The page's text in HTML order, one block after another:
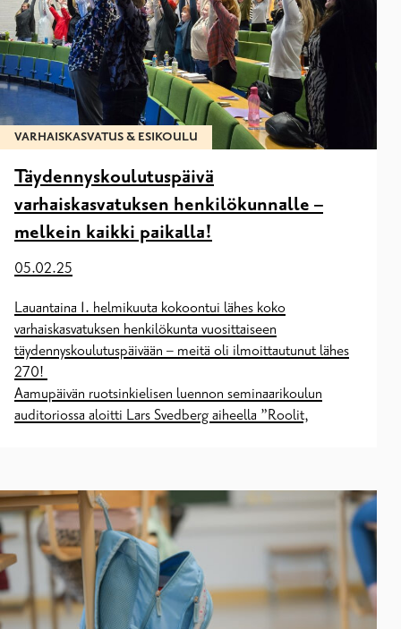
VARHAISKASVATUS & ESIKOULU
Täydennyskoulutuspäivä
varhaiskasvatuksen henkilökunnalle –
melkein kaikki paikalla!
05.02.25
Lauantaina 1. helmikuuta kokoontui lähes koko
varhaiskasvatuksen henkilökunta vuosittaiseen
täydennyskoulutuspäivään – meitä oli ilmoittautunut lähes
270!
Aamupäivän ruotsinkielisen luennon seminaarikoulun
auditoriossa aloitti Lars Svedberg aiheella ”Roolit,